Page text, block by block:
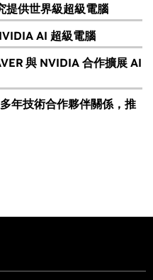
提供世界級超級電腦
AI 超級電腦
與 NVIDIA 合作擴展 AI
年技術合作夥伴關係，推